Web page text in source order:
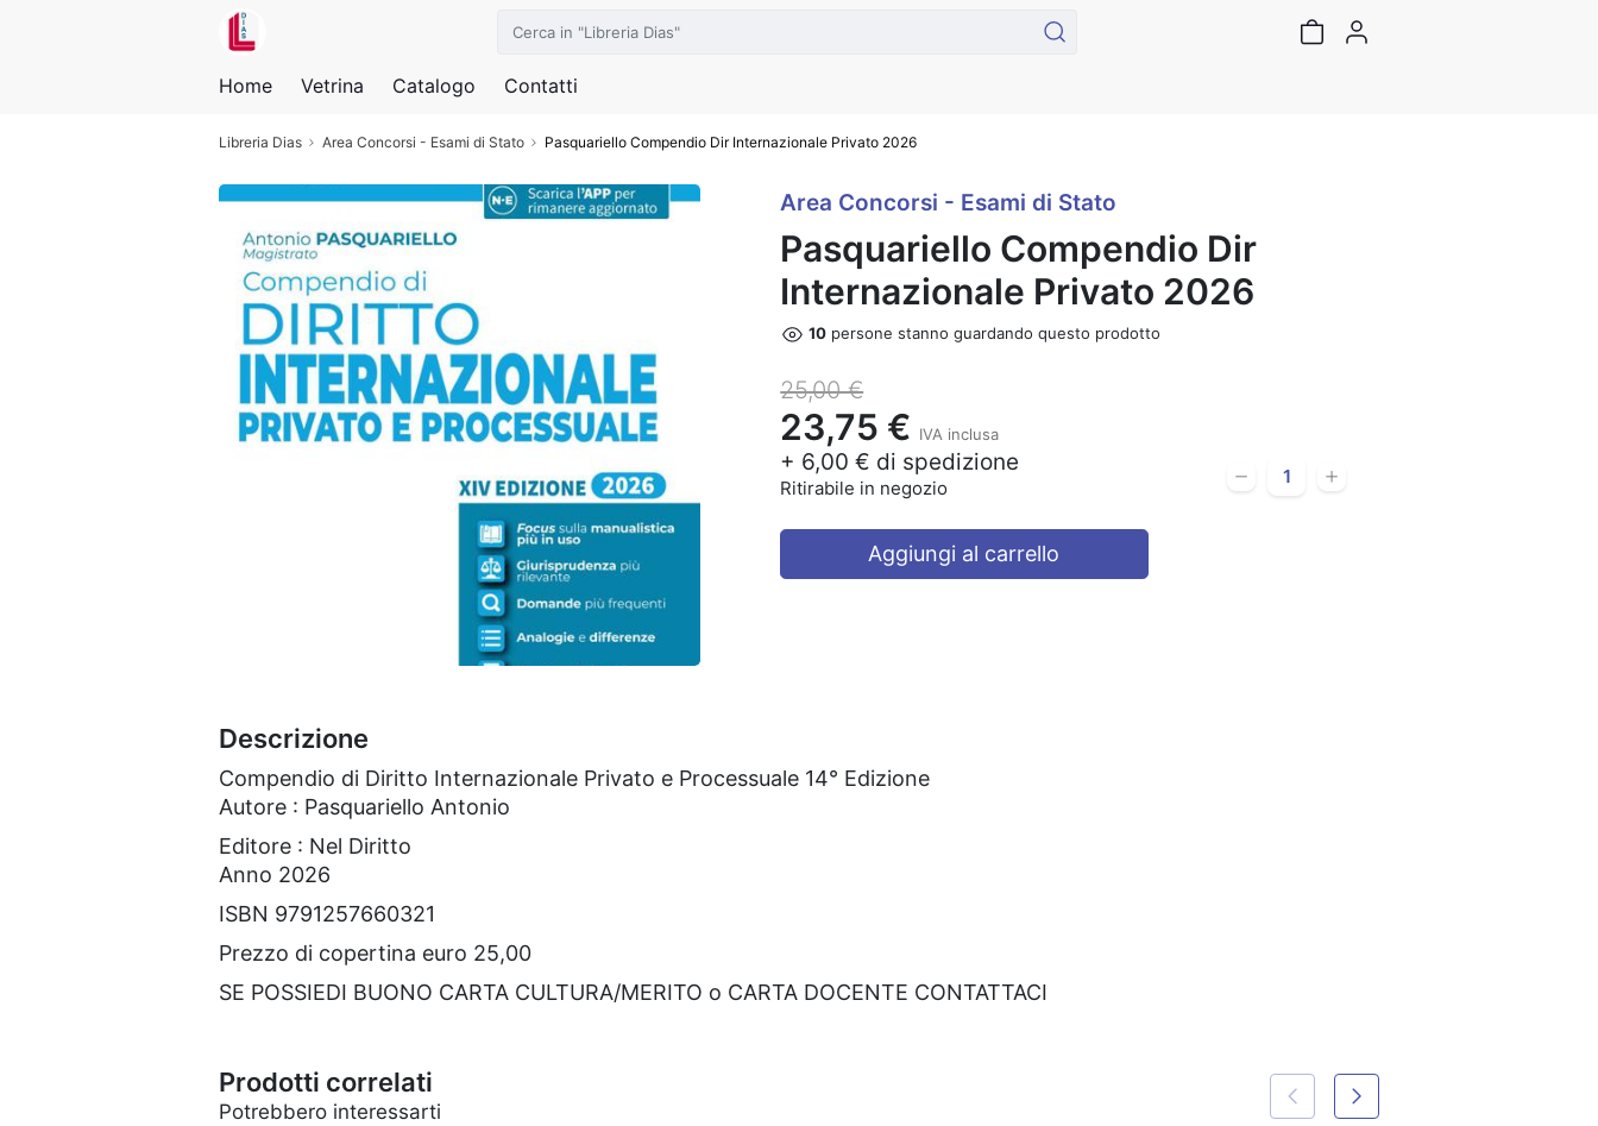
Home Vetrina Catalogo Contatti
Libreria Dias Area Concorsi - Esami di Stato Pasquariello Compendio Dir Internazionale Privato 2026
Area Concorsi - Esami di Stato
Pasquariello Compendio Dir
Internazionale Privato 2026
8 persone stanno guardando questo prodotto
25,00 €
23,75 € IVA inclusa
+ 6,00 € di spedizione
Ritirabile in negozio
Aggiungi al carrello
Descrizione
Compendio di Diritto Internazionale Privato e Processuale 14° Edizione
Autore : Pasquariello Antonio
Editore : Nel Diritto
Anno 2026
ISBN 9791257660321
Prezzo di copertina euro 25,00
SE POSSIEDI BUONO CARTA CULTURA/MERITO o CARTA DOCENTE CONTATTACI
Prodotti correlati
Potrebbero interessarti